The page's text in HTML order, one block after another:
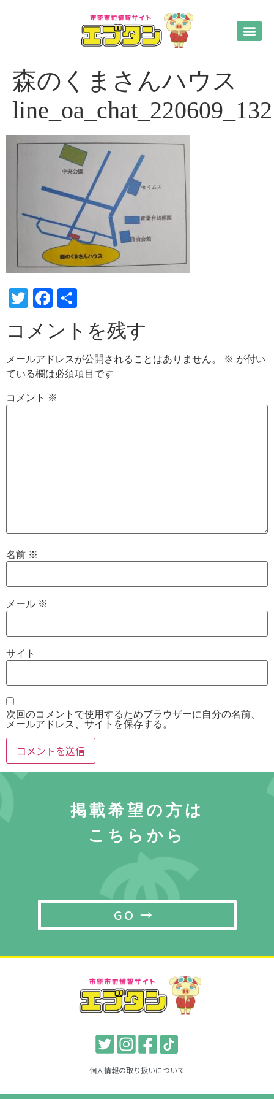
森のくまさんハウス
TwitterFacebook
有
コメントを残す
メールアドレスが公開されることはありません。 ※ が付い
ている欄は必須項目です
コメント ※
名前 ※
メール ※
サイト
次回のコメントで使用するためブラウザーに自分の名前、
メールアドレス、サイトを保存する。
掲載希望の方は
こちらから
GO →
個人情報の取り扱いについて